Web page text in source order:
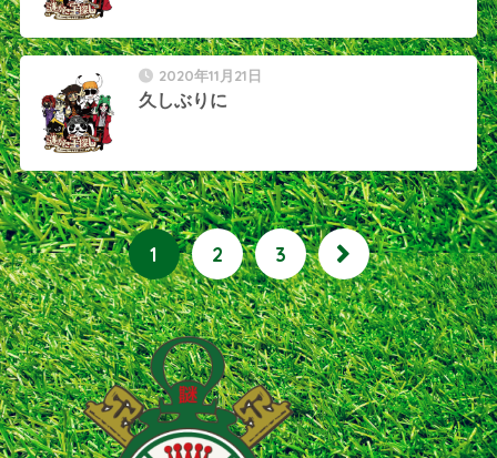
2020年11月21日
久しぶりに
1 2 3